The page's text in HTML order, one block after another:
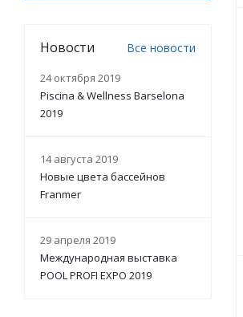
Новости Все новости
24 октября 2019
Piscina & Wellness Barselona
2019
14 августа 2019
Новые цвета бассейнов
Franmer
29 апреля 2019
Международная выставка
POOL PROFI EXPO 2019